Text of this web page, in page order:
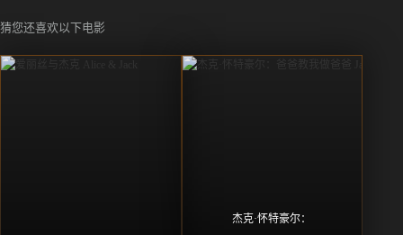
猜您还喜欢以下电影
杰克·怀特豪尔：